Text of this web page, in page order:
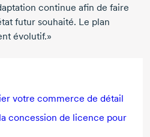
votre commerce de détail
concession de licence pour
continue afin de faire
futur souhaité. Le plan
évolutif.»